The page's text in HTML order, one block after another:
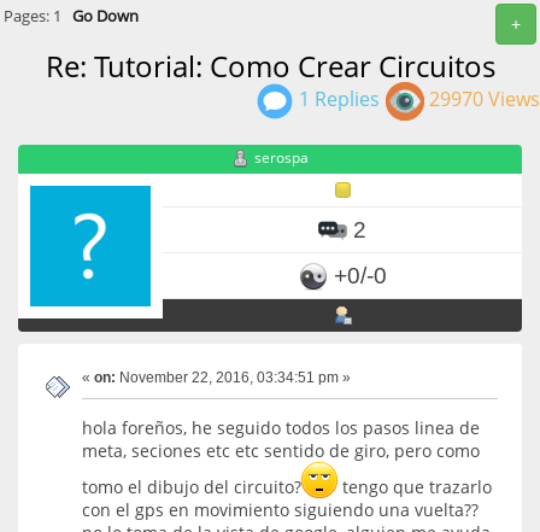
+
Pages: 1 Go Down
Re: Tutorial: Como Crear Circuitos
1 Replies 29970 Views
serospa
2
+0/-0
« on: November 22, 2016, 03:34:51 pm »
hola foreños, he seguido todos los pasos linea de
meta, seciones etc etc sentido de giro, pero como
tomo el dibujo del circuito?
tengo que trazarlo
con el gps en movimiento siguiendo una vuelta??